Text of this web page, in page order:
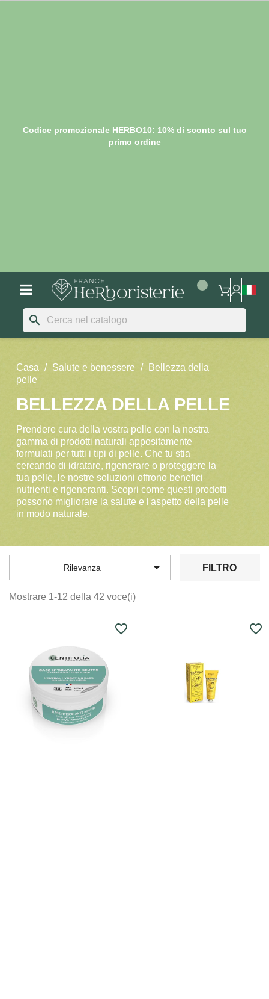
Codice promozionale HERBO10: 10% di sconto sul tuo
primo ordine
search
Casa Salute e benessere
Bellezza della
pelle
BELLEZZA DELLA PELLE
Prendere cura della vostra pelle con la nostra
gamma di prodotti naturali appositamente
formulati per tutti i tipi di pelle. Che tu stia
cercando di idratare, rigenerare o proteggere la
tua pelle, le nostre soluzioni offrono benefici
nutrienti e rigeneranti. Scopri come questi prodotti
possono migliorare la salute e l'aspetto della pelle
in modo naturale.
Rilevanza  FILTRO
Mostrare 1-12 della 42 voce(i)
favorite_border favorite_border